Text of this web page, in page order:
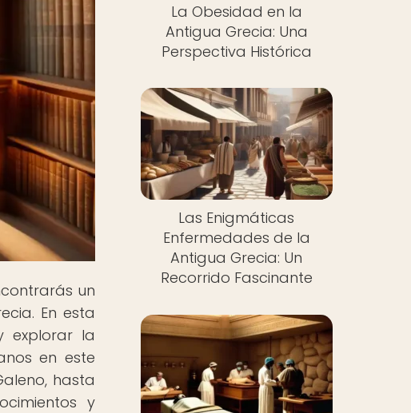
un
En esta
explorar la
en este
hasta
y
La Obesidad en la
Antigua Grecia: Una
Perspectiva Histórica
Las Enigmáticas
Enfermedades de la
Antigua Grecia: Un
Recorrido Fascinante